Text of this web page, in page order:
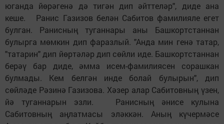
юганда йөрәгенә дә тигән дип әйттеләр", диде ана
кеше. Ранис Газизов белән Сабитов фамилияле егет
булган. Ранисның туганнары аны Башкортстаннан
булырга мөмкин дип фаразлый. "Анда мин генә татар,
"татарин" дип йөртәләр дип сөйли иде. Башкортстаннан
берәү бар диде, әмма исем-фамилиясен сорашкан
булмады. Кем белгән инде болай булырын", дип
сөйләде Рәзинә Газизова. Хәзер алар Сабитовның үзен,
йә туганнарын эзли. Ранисның әнисе кулына
Сабитовның аңлатмасы эләккән. Аның күчермәсе